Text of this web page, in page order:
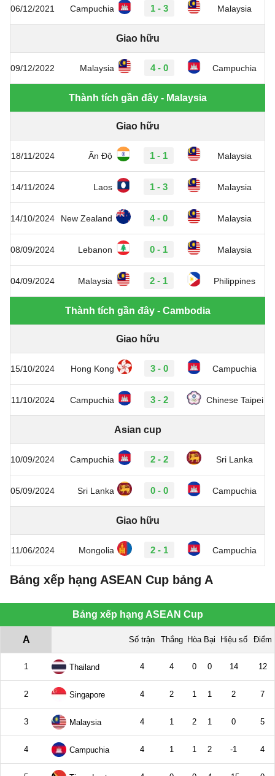
06/12/2021 Campuchia 1 - 3 Malaysia
Giao hữu
09/12/2022 Malaysia 4 - 0 Campuchia
Thành tích gần đây - Malaysia
Giao hữu
18/11/2024 Ấn Độ 1 - 1 Malaysia
14/11/2024 Laos 1 - 3 Malaysia
14/10/2024 New Zealand 4 - 0 Malaysia
08/09/2024 Lebanon 0 - 1 Malaysia
04/09/2024 Malaysia 2 - 1 Philippines
Thành tích gần đây - Cambodia
Giao hữu
15/10/2024 Hong Kong 3 - 0 Campuchia
11/10/2024 Campuchia 3 - 2 Chinese Taipei
Asian cup
10/09/2024 Campuchia 2 - 2 Sri Lanka
05/09/2024 Sri Lanka 0 - 0 Campuchia
Giao hữu
11/06/2024 Mongolia 2 - 1 Campuchia
Bảng xếp hạng ASEAN Cup bảng A